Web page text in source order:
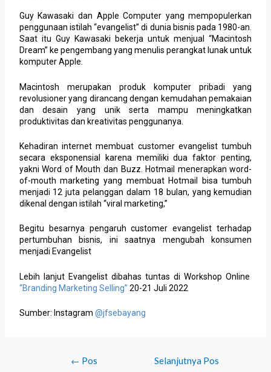
Guy Kawasaki dan Apple Computer yang mempopulerkan
penggunaan istilah “evangelist” di dunia bisnis pada 1980-an.
Saat itu Guy Kawasaki bekerja untuk menjual “Macintosh
Dream” ke pengembang yang menulis perangkat lunak untuk
komputer Apple.
Macintosh merupakan produk komputer pribadi yang
revolusioner yang dirancang dengan kemudahan pemakaian
dan desain yang unik serta mampu meningkatkan
produktivitas dan kreativitas penggunanya.
Kehadiran internet membuat customer evangelist tumbuh
secara eksponensial karena memiliki dua faktor penting,
yakni Word of Mouth dan Buzz. Hotmail menerapkan word-
of-mouth marketing yang membuat Hotmail bisa tumbuh
menjadi 12 juta pelanggan dalam 18 bulan, yang kemudian
dikenal dengan istilah “viral marketing,”
Begitu besarnya pengaruh customer evangelist terhadap
pertumbuhan bisnis, ini saatnya mengubah konsumen
menjadi Evangelist
Lebih lanjut Evangelist dibahas tuntas di Workshop Online
“Branding Marketing Selling” 20-21 Juli 2022
Sumber: Instagram @jfsebayang
← Pos Selanjutnya Pos